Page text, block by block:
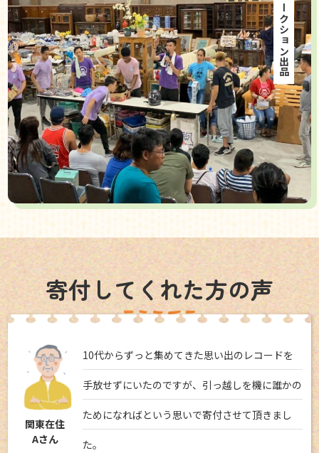
海外オークション出品
寄付してくれた方の声
関東在住
Aさん
10代からずっと集めてきた思い出のレコードを
手放せずにいたのですが、引っ越しを機に誰かの
ためになればという思いで寄付させて頂きまし
た。